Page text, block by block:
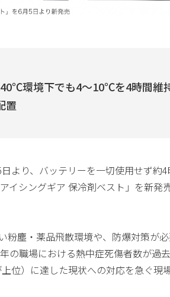
環境下でも4〜10℃を4時間維
置
より、バッテリーを一切使用せず約
イシングギア 保冷剤ベスト」を新発
粉塵・薬品飛散環境や、防爆対策が
の職場における熱中症死傷者数が過
位）に達した現状への対応を急ぐ現